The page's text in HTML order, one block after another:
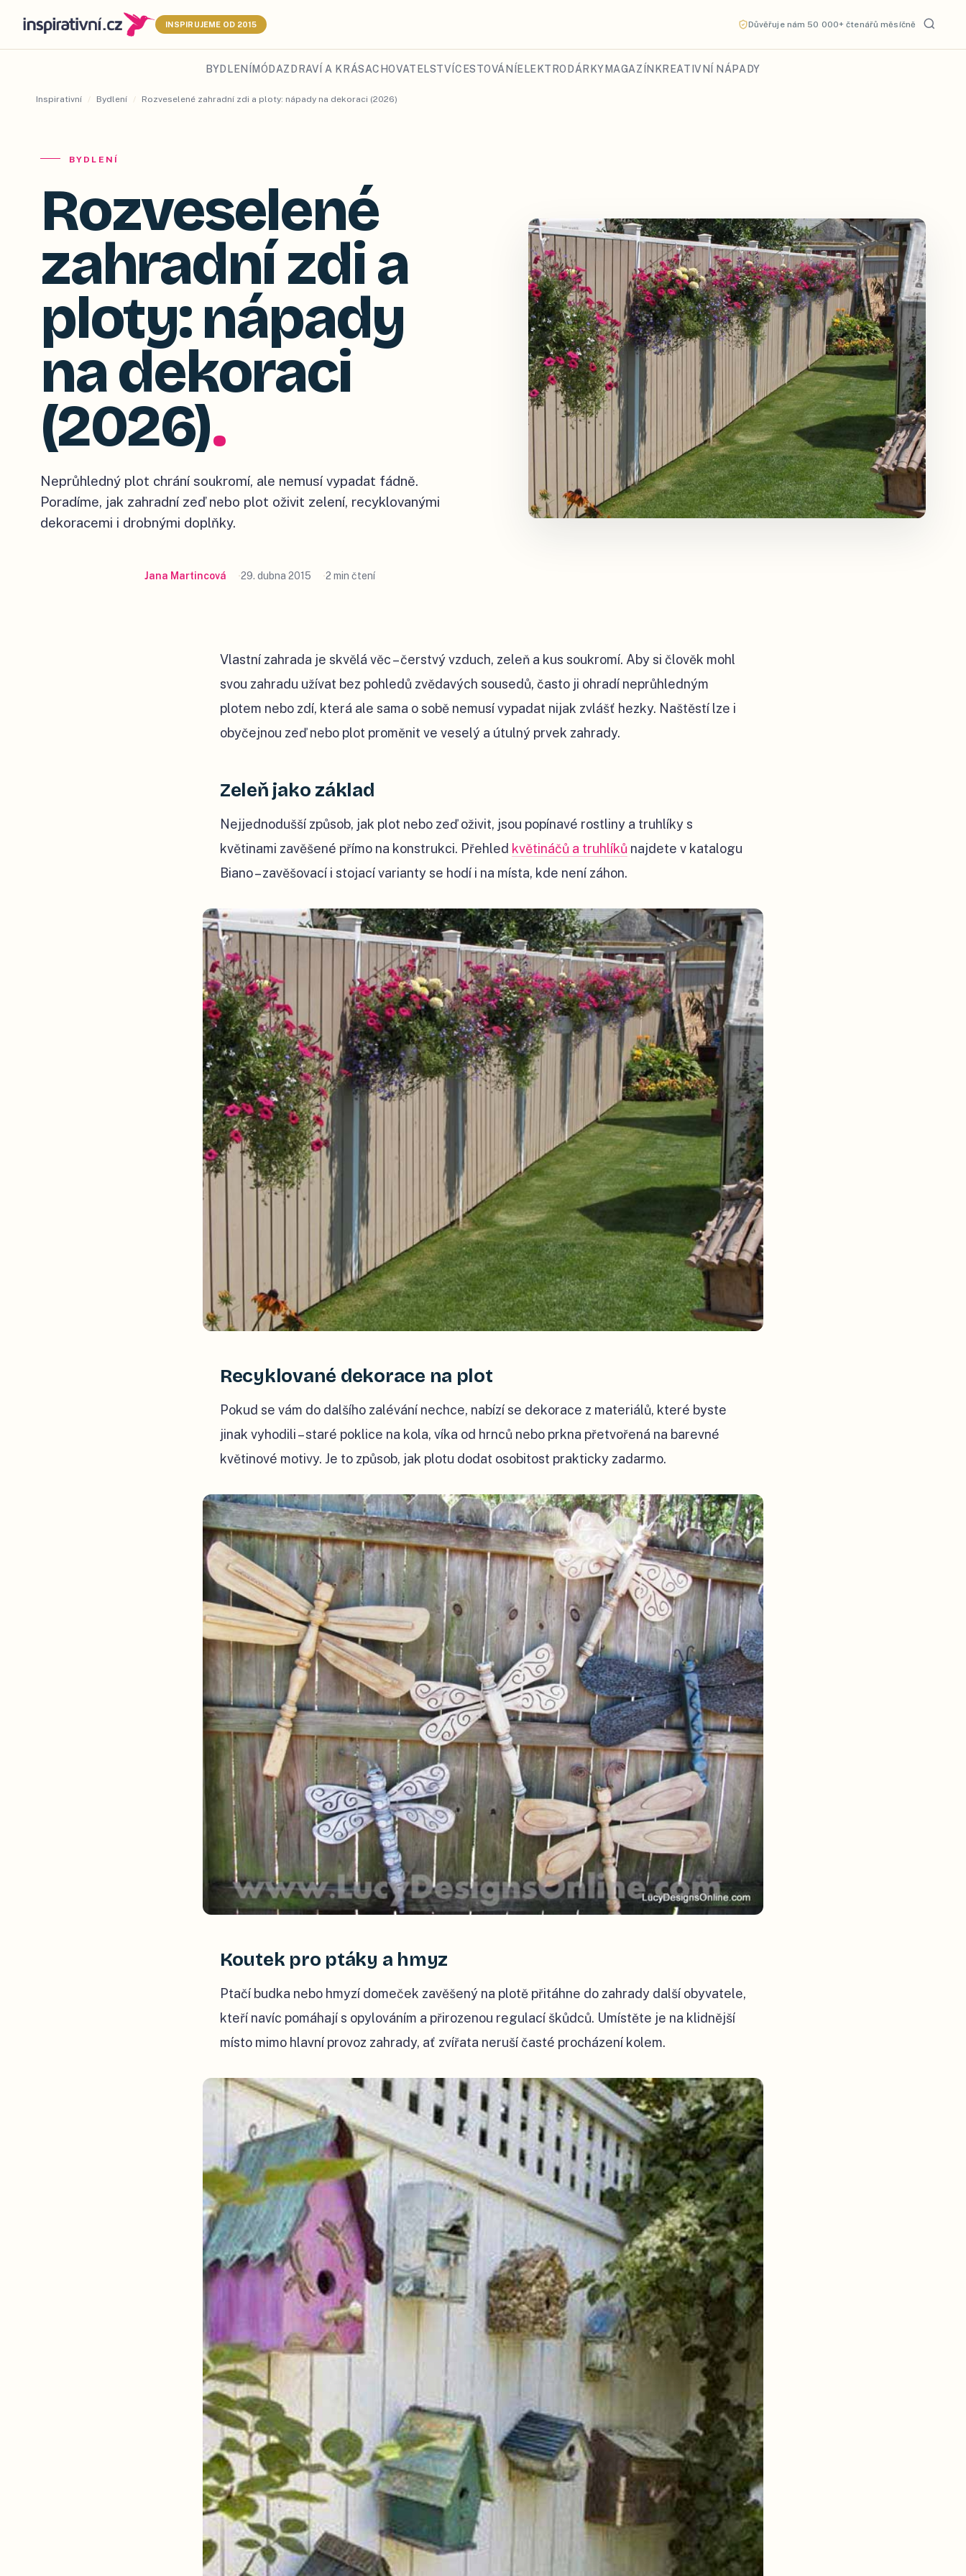
INSPIRUJEME OD 2015 Důvěřuje nám 50 000+ čtenářů měsíčně
BYDLENÍ MÓDAZDRAVÍ A KRÁSACHOVATELSTVÍCESTOVÁNÍ ELEKTRO DÁRKY MAGAZÍN KREATIVNÍ NÁPADY
Inspirativní / Bydlení / Rozveselené zahradní zdi a ploty: nápady na dekoraci (2026)
BYDLENÍ
Rozveselené
zahradní zdi a
ploty: nápady
na dekoraci
(2026).
Neprůhledný plot chrání soukromí, ale nemusí vypadat fádně.
Poradíme, jak zahradní zeď nebo plot oživit zelení, recyklovanými
dekoracemi i drobnými doplňky.
Jana Martincová 29. dubna 2015 2 min čtení
Vlastní zahrada je skvělá věc – čerstvý vzduch, zeleň a kus soukromí. Aby si člověk mohl
svou zahradu užívat bez pohledů zvědavých sousedů, často ji ohradí neprůhledným
plotem nebo zdí, která ale sama o sobě nemusí vypadat nijak zvlášť hezky. Naštěstí lze i
obyčejnou zeď nebo plot proměnit ve veselý a útulný prvek zahrady.
Zeleň jako základ
Nejjednodušší způsob, jak plot nebo zeď oživit, jsou popínavé rostliny a truhlíky s
květinami zavěšené přímo na konstrukci. Přehled květináčů a truhlíků najdete v katalogu
Biano – zavěšovací i stojací varianty se hodí i na místa, kde není záhon.
Recyklované dekorace na plot
Pokud se vám do dalšího zalévání nechce, nabízí se dekorace z materiálů, které byste
jinak vyhodili – staré poklice na kola, víka od hrnců nebo prkna přetvořená na barevné
květinové motivy. Je to způsob, jak plotu dodat osobitost prakticky zadarmo.
Koutek pro ptáky a hmyz
Ptačí budka nebo hmyzí domeček zavěšený na plotě přitáhne do zahrady další obyvatele,
kteří navíc pomáhají s opylováním a přirozenou regulací škůdců. Umístěte je na klidnější
místo mimo hlavní provoz zahrady, ať zvířata neruší časté procházení kolem.